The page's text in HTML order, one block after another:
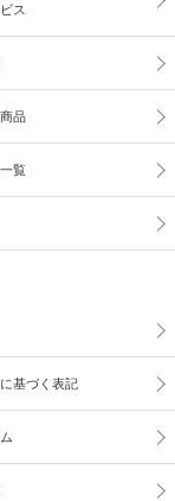
ス
品
覧
基づく表記